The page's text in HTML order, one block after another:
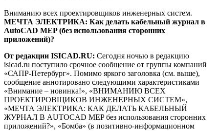
Вниманию всех проектировщиков инженерных систем.
МЕЧТА ЭЛЕКТРИКА: Как делать кабельный журнал в
AutoCAD MEP (без использования сторонних
приложений)?
От редакции ISICAD.RU: Сегодня ночью в редакцию
isicad.ru поступило срочное сообщение от группы компаний
«САПР-Петербург». Помимо яркого заголовка (см. выше),
сообщение аннотировано следующими характеристиками
«Внимание – новинка!», «ВНИМАНИЮ ВСЕХ
ПРОЕКТИРОВЩИКОВ ИНЖЕНЕРНЫХ СИСТЕМ»,
«МЕЧТА ЭЛЕКТРИКА: КАК ДЕЛАТЬ КАБЕЛЬНЫЙ
ЖУРНАЛ В AUTOCAD MEP без использования сторонних
приложений?», «Бомба» (в позитивно-информационном